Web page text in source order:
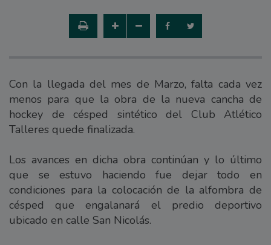
Con la llegada del mes de Marzo, falta cada vez
menos para que la obra de la nueva cancha de
hockey de césped sintético del Club Atlético
Talleres quede finalizada.
Los avances en dicha obra continúan y lo último
que se estuvo haciendo fue dejar todo en
condiciones para la colocación de la alfombra de
césped que engalanará el predio deportivo
ubicado en calle San Nicolás.